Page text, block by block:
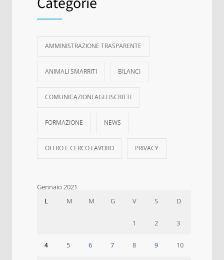
AMMINISTRAZIONE TRASPARENTE
ANIMALI SMARRITI BILANCI
COMUNICAZIONI AGLI ISCRITTI
FORMAZIONE NEWS
OFFRO E CERCO LAVORO PRIVACY
Gennaio 2021
L M M G V S D
1 2 3
4 5 6 7 8 9 10